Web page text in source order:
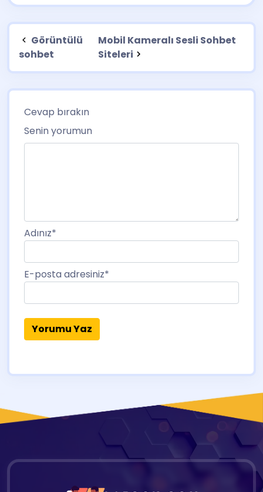
Görüntülü
sohbet
Mobil Kameralı Sesli Sohbet
Siteleri
Cevap bırakın
Senin yorumun
Adınız*
E-posta adresiniz*